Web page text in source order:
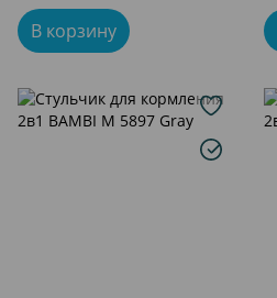
В корзину